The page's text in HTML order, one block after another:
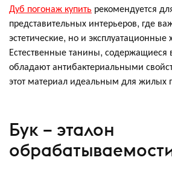
Дуб погонаж купить рекомендуется
представительных интерьеров, где
эстетические, но и эксплуатационные
Естественные танины, содержащиеся
обладают антибактериальными
этот материал идеальным для
Бук – эталон